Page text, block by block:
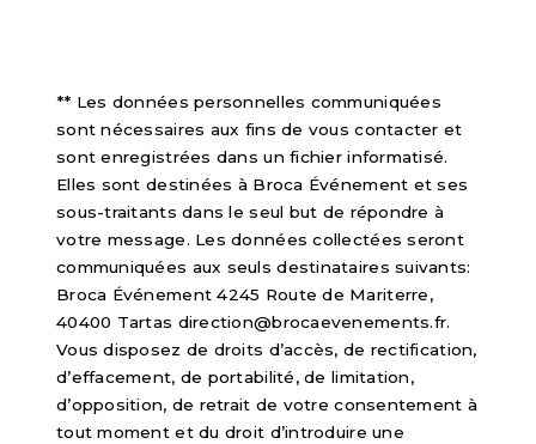
** Les données personnelles communiquées
sont nécessaires aux fins de vous contacter et
sont enregistrées dans un fichier informatisé.
Elles sont destinées à Broca Événement et ses
sous-traitants dans le seul but de répondre à
votre message. Les données collectées seront
communiquées aux seuls destinataires suivants:
Broca Événement 4245 Route de Mariterre,
40400 Tartas direction@brocaevenements.fr.
Vous disposez de droits d’accès, de rectification,
d’effacement, de portabilité, de limitation,
d’opposition, de retrait de votre consentement à
tout moment et du droit d’introduire une